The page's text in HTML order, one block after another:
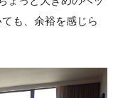
も、余裕を感じら